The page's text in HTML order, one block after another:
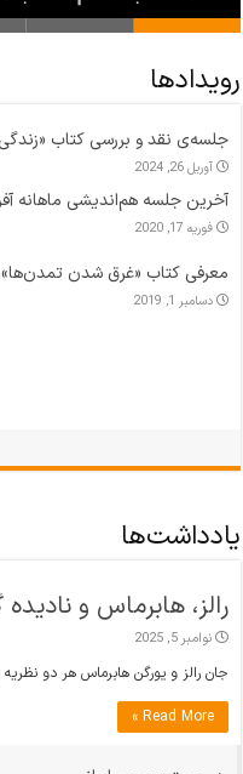
رویدادها
مدرسه زمستانه، با عنوان
ایده‌آلی دور از دسترس؟
دسامبر 27, 2024
یادداشت‌ها
رالز، هابرماس و
نوامبر 5, 2025
جان رالز و یورگن هابرماس هر دو
Read More »